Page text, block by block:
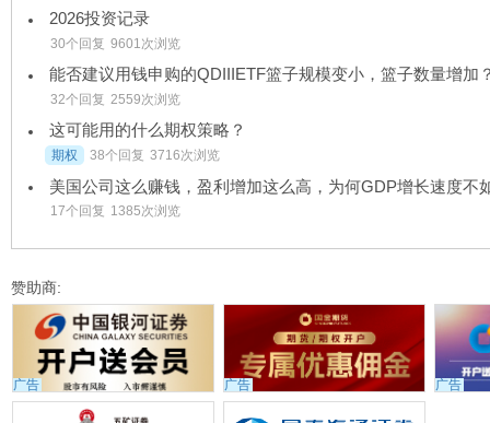
2026投资记录
30个回复 9601次浏览
能否建议用钱申购的QDIIIETF篮子规模变小，篮子数量增加
32个回复 2559次浏览
这可能用的什么期权策略？
期权 38个回复 3716次浏览
17个回复 1385次浏览
赞助商:
广告 广告 广告